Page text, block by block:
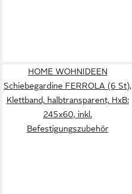
HOME WOHNIDEEN
Schiebegardine FERROLA (6 St),
Klettband, halbtransparent, HxB:
245x60, inkl.
Befestigungszubehör